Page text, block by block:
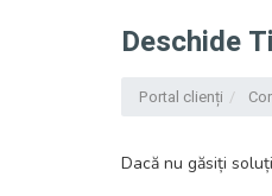
Deschide
Portal clienți
Dacă nu găsiți